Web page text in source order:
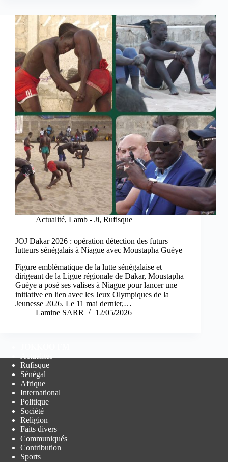
Actualité, Lamb - Ji, Rufisque
JOJ Dakar 2026 : opération détection des futurs
lutteurs sénégalais à Niague avec Moustapha Guèye
Figure emblématique de la lutte sénégalaise et
dirigeant de la Ligue régionale de Dakar, Moustapha
Guèye a posé ses valises à Niague pour lancer une
initiative en lien avec les Jeux Olympiques de la
Jeunesse 2026. Le 11 mai dernier,…
Lamine SARR
12/05/2026
Rufisque
Sénégal
Afrique
International
Politique
Société
Religion
Faits divers
Communiqués
Contribution
Sports